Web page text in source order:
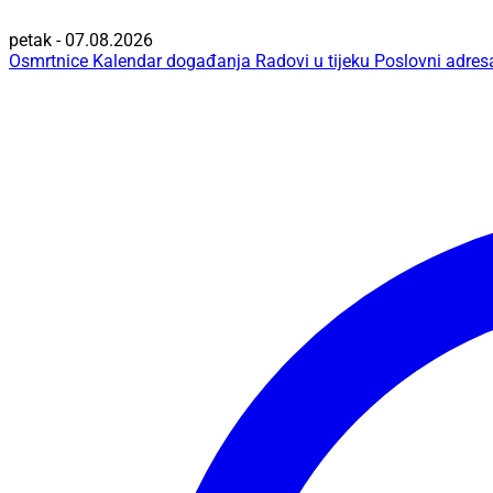
petak - 07.08.2026
Osmrtnice Kalendar događanja Radovi u tijeku Poslovni